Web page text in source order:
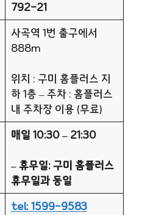
792-21
사곡역 1번 출구에서
888m
위치 : 구미 홈플러스 지
하 1층 – 주차 : 홈플러스
내 주차장 이용 (무료)
매일 10:30 – 21:30
– 휴무일: 구미 홈플러스
휴무일과 동일
tel: 1599-9583